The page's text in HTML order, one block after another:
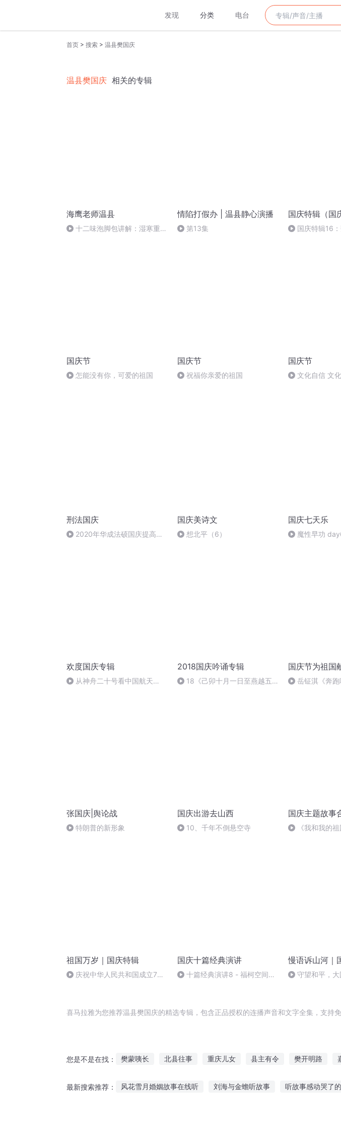
发现 分类 电台
首页 > 搜索 > 温县樊国庆
温县樊国庆 相关的专辑
海鹰老师温县
十二味泡脚包讲解：湿寒重，
情陷打假办 | 温县静心演播
第13集
国庆特辑（国
国庆特辑16
国庆节
怎能没有你，可爱的祖国
国庆节
祝福你亲爱的祖国
国庆节
文化自信 文
刑法国庆
2020年华成法硕国庆提高班
国庆美诗文
想北平（6）
国庆七天乐
魔性早功
欢度国庆专辑
从神舟二十号看中国航天
2018国庆吟诵专辑
18《己卯十月一日至燕越五
国庆节为祖国
岳钲淇《奔跑
张国庆|舆论战
特朗普的新形象
国庆出游去山西
10、千年不倒悬空寺
国庆主题故事
《我和我的祖
祖国万岁｜国庆特辑
庆祝中华人民共和国成立73
国庆十篇经典演讲
十篇经典演讲8 - 福柯空间回
慢语诉山河｜
守望和平，大
喜马拉雅为您推荐温县樊国庆的精选专辑，包含正品授权的连播声音和文字全集，支持
您是不是在找： 樊蒙咦长 北县往事 重庆儿女 县主有令 樊开明路
最新搜索推荐： 风花雪月婚姻故事在线听 刘海与金蟾听故事 听故事感动哭了